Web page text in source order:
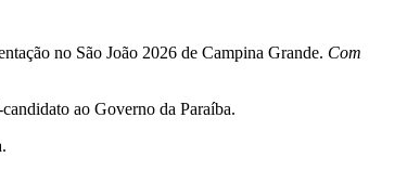
no São João 2026 de Campina Grande. Com
ao Governo da Paraíba.